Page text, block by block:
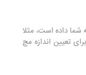
داده است، مثلا
تعیین اندازه مچ